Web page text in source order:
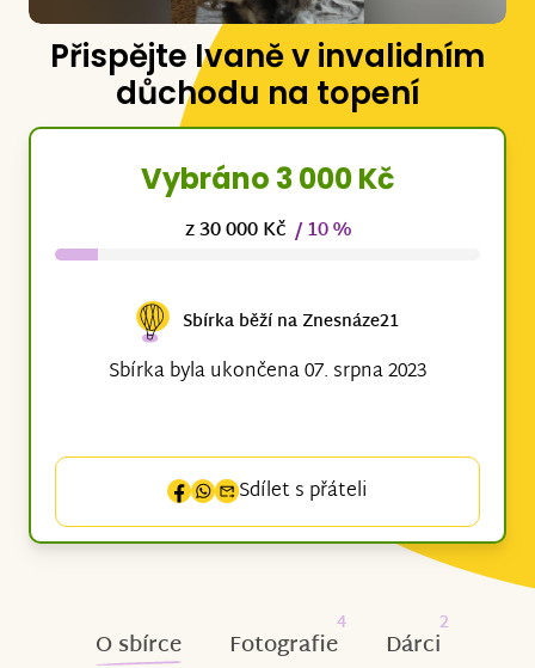
Přispějte Ivaně v invalidním
důchodu na topení
Vybráno 3 000 Kč
z 30 000 Kč / 10 %
Sbírka běží na Znesnáze21
Sbírka byla ukončena 07. srpna 2023
Sdílet s přáteli
O sbírce Fotografie
4
Dárci
2